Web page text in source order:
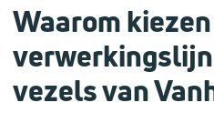
Waarom
vezels van